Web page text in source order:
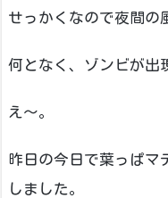
せっかくなので夜間の
何となく、ゾンビが出
え～。
昨日の今日で葉っぱマ
しました。